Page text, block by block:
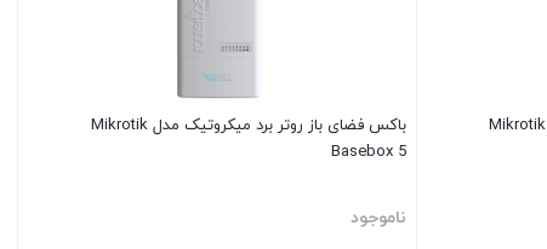
باکس فضای باز روتر برد میکروتیک مدل Mikrotik
باکس فضای باز روتر برد میکروتیک مدل Mikrotik
Basebox 5
ناموجود